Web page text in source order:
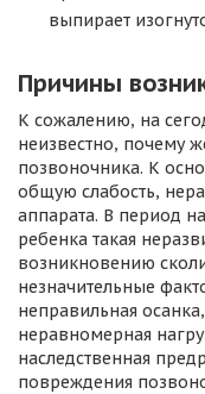
выпирает
Причины
К сожалению, на
неизвестно, почему
позвоночника. К
общую слабость,
аппарата. В период
ребенка такая
возникновению
незначительные
неправильная
неравномерная
наследственная
повреждения